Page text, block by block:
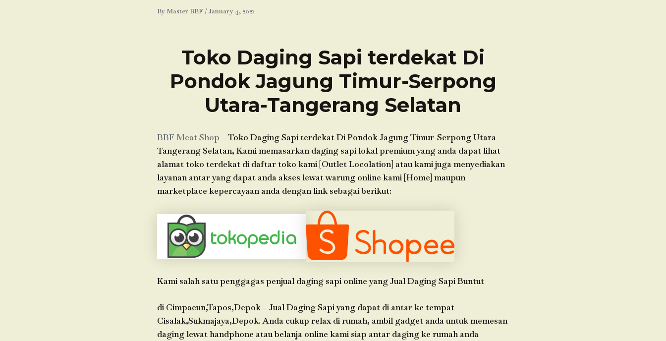
By Master BBF /January 4, 2021
Toko Daging Sapi terdekat Di
Pondok Jagung Timur-Serpong
Utara-Tangerang Selatan
BBF Meat Shop – Toko Daging Sapi terdekat Di Pondok Jagung Timur-Serpong Utara-
Tangerang Selatan, Kami memasarkan daging sapi lokal premium yang anda dapat lihat
alamat toko terdekat di daftar toko kami [Outlet Locolation] atau kami juga menyediakan
layanan antar yang dapat anda akses lewat warung online kami [Home] maupun
marketplace kepercayaan anda dengan link sebagai berikut:
Kami salah satu penggagas penjual daging sapi online yang Jual Daging Sapi Buntut
di Cimpaeun,Tapos,Depok – Jual Daging Sapi yang dapat di antar ke tempat
Cisalak,Sukmajaya,Depok. Anda cukup relax di rumah, ambil gadget anda untuk memesan
daging lewat handphone atau belanja online kami siap antar daging ke rumah anda